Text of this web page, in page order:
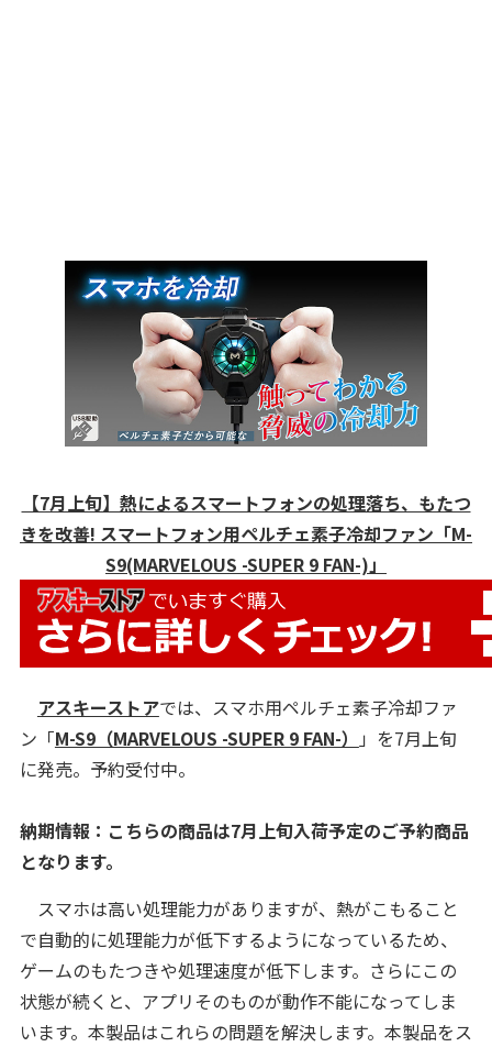
【7月上旬】熱によるスマートフォンの処理落ち、もたつ
きを改善! スマートフォン用ペルチェ素子冷却ファン「M-
S9(MARVELOUS -SUPER 9 FAN-)」
アスキーストアでは、スマホ用ペルチェ素子冷却ファ
ン「M-S9（MARVELOUS -SUPER 9 FAN-）
」を7月上旬
に発売。予約受付中。
納期情報：こちらの商品は7月上旬入荷予定のご予約商品
となります。
スマホは高い処理能力がありますが、熱がこもること
で自動的に処理能力が低下するようになっているため、
ゲームのもたつきや処理速度が低下します。さらにこの
状態が続くと、アプリそのものが動作不能になってしま
います。本製品はこれらの問題を解決します。本製品をス